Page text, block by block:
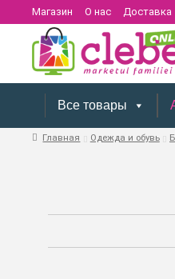
Магазин О нас Доставка
Все товары
Главная Одежда и обувь